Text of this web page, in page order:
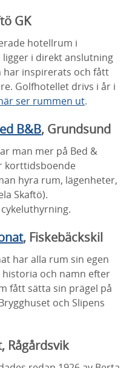
GK
hotellrum i
i direkt anslutning
har inspirerats och fått
Golfhotellet drivs i år i
ser rummen ut.
B&B, Grundsund
man mer på Bed &
korttidsboende
hyra rum, lägenheter,
Skaftö).
, Fiskebäckskil
har alla rum sin egen
och namn efter
fått sätta sin prägel på
och Slipens
Rågårdsvik